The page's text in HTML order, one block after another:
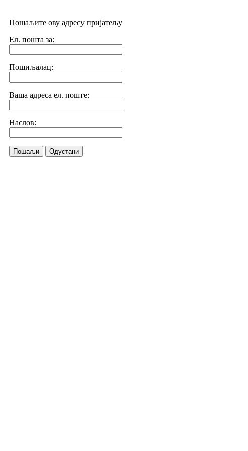
Пошаљите ову адресу пријатељу
Ел. пошта за:
Пошиљалац:
Ваша адреса ел. поште:
Наслов:
Пошаљи Одустани